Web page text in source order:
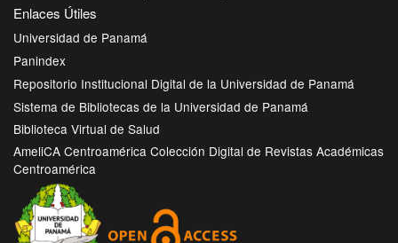
Enlaces Útiles
Universidad de Panamá
Panindex
Repositorio Institucional Digital de la Universidad de Panamá
Sistema de Bibliotecas de la Universidad de Panamá
Biblioteca Virtual de Salud
AmeliCA Centroamérica Colección Digital de Revistas Académicas
Centroamérica